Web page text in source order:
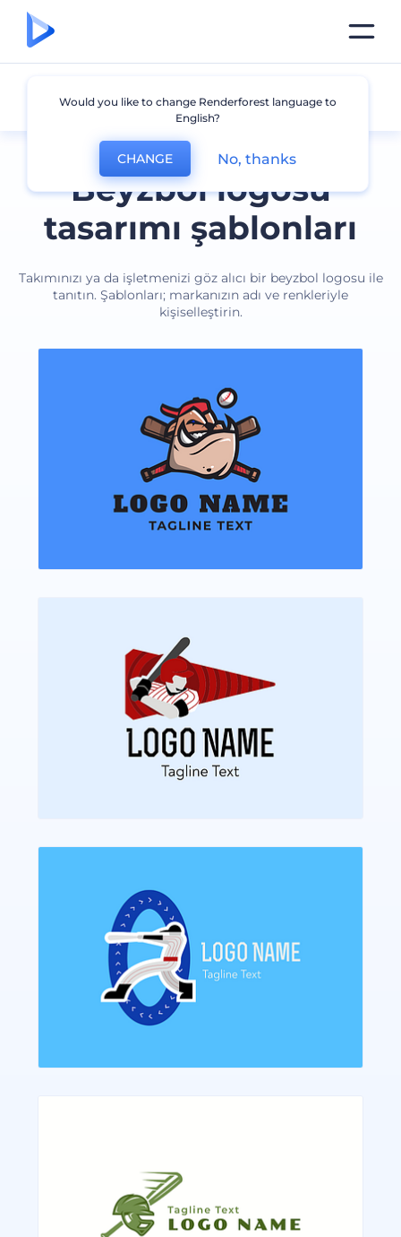
Beyzbol logosu
tasarımı şablonları
Takımınızı ya da işletmenizi göz alıcı bir beyzbol logosu ile
tanıtın. Şablonları; markanızın adı ve renkleriyle
kişiselleştirin.
Beyzbol
Would you like to change Renderforest language to
English?
CHANGE No, thanks